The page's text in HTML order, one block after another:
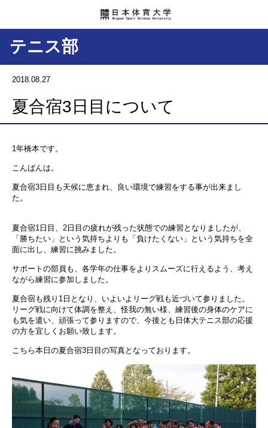
テニス部
2018.08.27
夏合宿3日目について
1年橋本です。
こんばんは。
夏合宿3日目も天候に恵まれ、良い環境で練習をする事が出来まし
た。
夏合宿1日目、2日目の疲れが残った状態での練習となりましたが、
「勝ちたい」という気持ちよりも「負けたくない」という気持ちを全
面に出し、練習に挑みました。
サポートの部員も、各学年の仕事をよりスムーズに行えるよう、考え
ながら練習に参加しました。
夏合宿も残り1日となり、いよいよリーグ戦も近づいて参りました。
リーグ戦に向けて体調を整え、怪我の無い様、練習後の身体のケアに
も気を遣い、頑張って参りますので、今後とも日体大テニス部の応援
の方を宜しくお願い致します。
こちら本日の夏合宿3日目の写真となっております。